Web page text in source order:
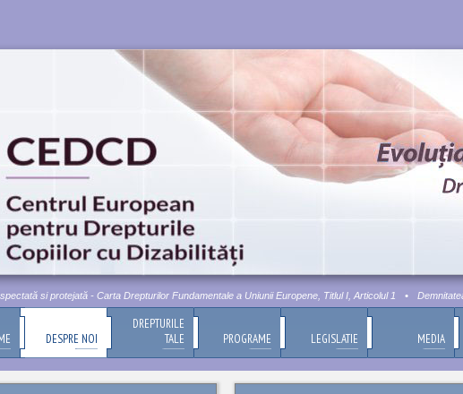
si protejată - Carta Drepturilor Fundamentale a Uniunii Europene, Titlul I, Articolul 1 • Demnitatea
DESPRE NOI
DREPTURILE
TALE
PROGRAME LEGISLATIE MEDIA